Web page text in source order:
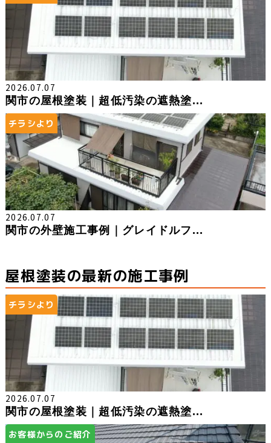
2026.07.07
関市の屋根塗装｜超低汚染の遮熱塗...
チラシより
2026.07.07
関市の外壁施工事例｜グレイドルフ...
屋根塗装の最新の施工事例
チラシより
2026.07.07
関市の屋根塗装｜超低汚染の遮熱塗...
お客様からのご紹介